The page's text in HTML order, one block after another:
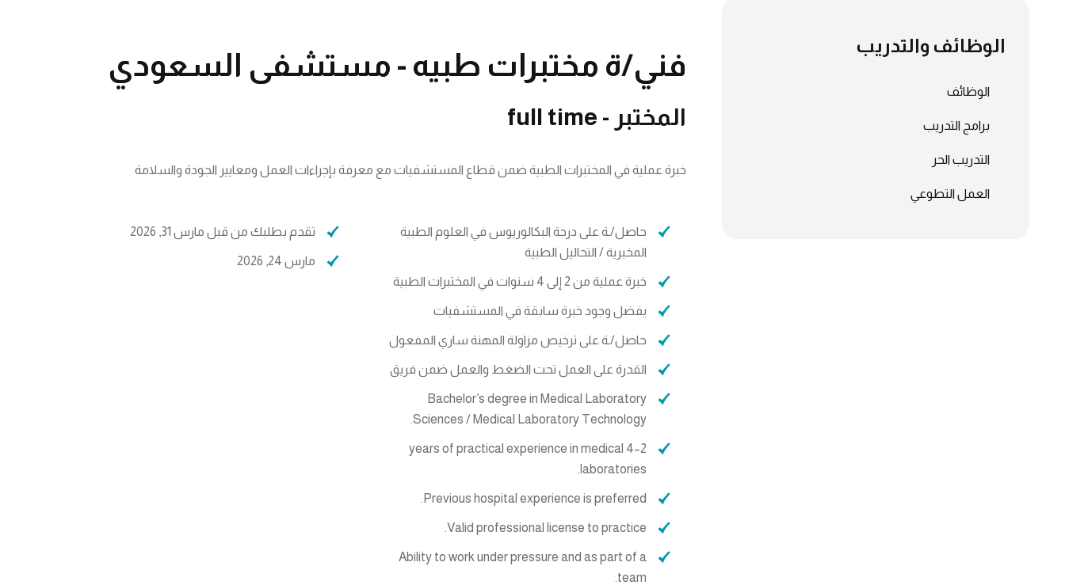
الوظائف والتدريب
الوظائف
برامج التدريب
التدريب الحر
العمل التطوعي
فني/ة مختبرات طبيه - مستشفى السعودي
المختبر - full time
خبرة عملية في المختبرات الطبية ضمن قطاع المستشفيات مع معرفة بإجراءات العمل ومعايير الجودة والسلامة
حاصل/ـة على درجة البكالوريوس في العلوم الطبية
المخبرية / التحاليل الطبية
خبرة عملية من 2 إلى 4 سنوات في المختبرات الطبية
يفضل وجود خبرة سابقة في المستشفيات
حاصل/ـة على ترخيص مزاولة المهنة ساري المفعول
القدرة على العمل تحت الضغط والعمل ضمن فريق
Bachelor’s degree in Medical Laboratory
Sciences / Medical Laboratory Technology.
2–4 years of practical experience in medical
laboratories.
Previous hospital experience is preferred.
Valid professional license to practice.
Ability to work under pressure and as part of a
team.
تقدم بطلبك من قبل مارس 31, 2026
مارس 24, 2026